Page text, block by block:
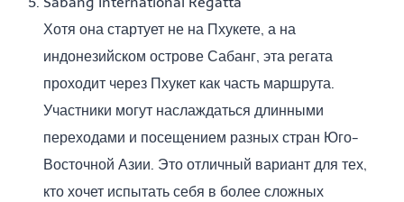
Хотя она стартует не на Пхукете, а на
индонезийском острове Сабанг, эта регата
проходит через Пхукет как часть маршрута.
Участники могут наслаждаться длинными
переходами и посещением разных стран Юго-
Восточной Азии. Это отличный вариант для тех,
кто хочет испытать себя в более сложных